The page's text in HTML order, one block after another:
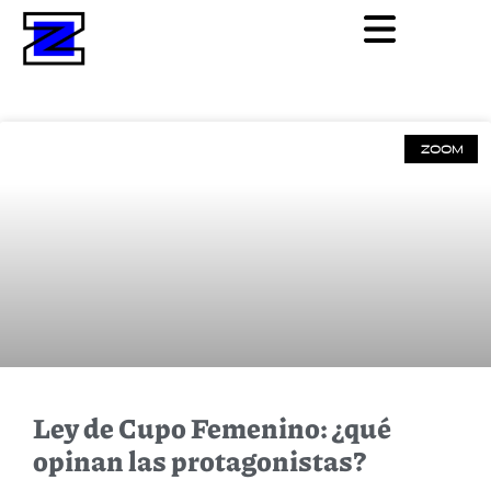
ZOOM
Ley de Cupo Femenino: ¿qué
opinan las protagonistas?